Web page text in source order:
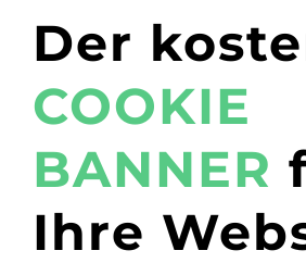
Der
COOKIE
BANNER
Ihre